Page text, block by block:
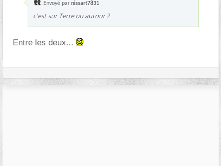
Envoyé par nissart7831
c'est sur Terre ou autour ?
Entre les deux...